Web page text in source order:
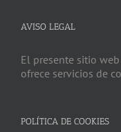
AVISO LEGAL
El presente sitio
ofrece servicios de
POLÍTICA DE COOKIES